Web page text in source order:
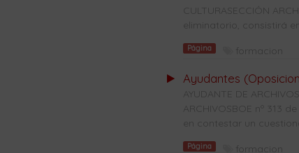
CULTURASECCIÓN
eliminatorio, consistirá
Página formacion
Ayudantes
AYUDANTE DE
ARCHIVOSBOE nº 313
en contestar un
Página formacion